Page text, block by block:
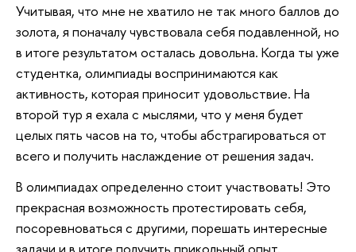
Учитывая, что мне не хватило не так много баллов до
золота, я поначалу чувствовала себя подавленной, но
в итоге результатом осталась довольна. Когда ты уже
студентка, олимпиады воспринимаются как
активность, которая приносит удовольствие. На
второй тур я ехала с мыслями, что у меня будет
целых пять часов на то, чтобы абстрагироваться от
всего и получить наслаждение от решения задач.
В олимпиадах определенно стоит участвовать! Это
прекрасная возможность протестировать себя,
посоревноваться с другими, порешать интересные